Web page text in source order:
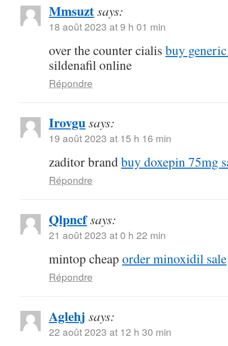
Mmsuztsays:
18 août 2023 at 9 h 01 min
over the counter cialis buy
sildenafil online
Répondre
Irovgusays:
19 août 2023 at 15 h 16 min
zaditor brandbuy doxepin 75mg
Répondre
Qlpncfsays:
21 août 2023 at 0 h 22 min
mintop cheap order minoxidil sale
Répondre
Aglehj says:
22 août 2023 at 12 h 30 min